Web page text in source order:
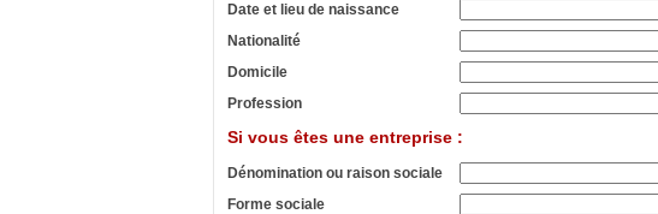
Date et lieu de naissance
Nationalité
Domicile
Profession
Si vous êtes une entreprise :
Dénomination ou raison sociale
Forme sociale